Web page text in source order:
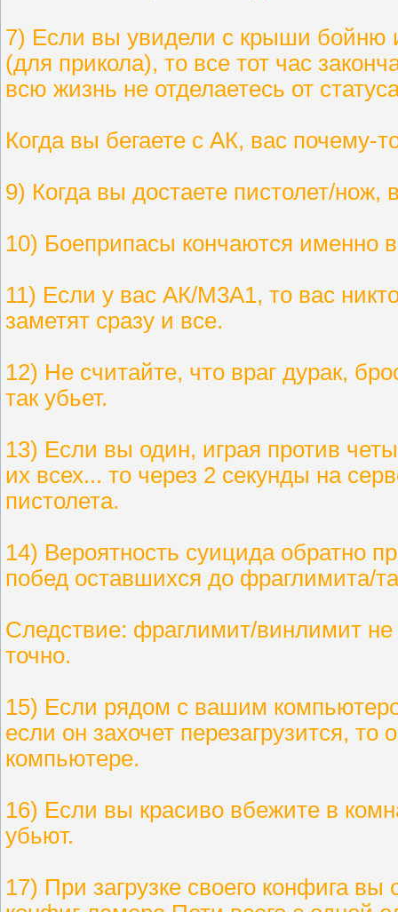
7) Если вы увидели с крыши бойню
(для прикола), то все тот час
всю жизнь не отделаетесь от
Когда вы бегаете с АК, вас почему-
9) Когда вы достаете пистолет/
10) Боеприпасы кончаются именно
11) Если у вас АК/М3А1, то вас
заметят сразу и все.
12) Не считайте, что враг дурак,
так убьет.
13) Если вы один, играя против
их всех... то через 2 секунды на
пистолета.
14) Вероятность суицида обратно
побед оставшихся до фраглимита/
Следствие: фраглимит/винлимит
точно.
15) Если рядом с вашим
если он захочет перезагрузится,
компьютере.
16) Если вы красиво вбежите в
убьют.
17) При загрузке своего конфига вы